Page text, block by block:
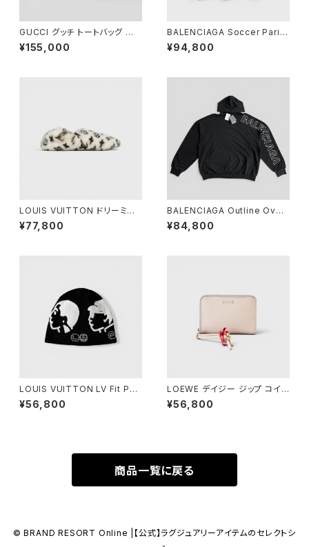
GUCCI グッチ トートバッグ ジャ
ンボGG キャンバス 678839
¥155,000
BALENCIAGA Soccer Paris
Zip-Up Hoodie Yellow S
¥94,800
LOUIS VUITTON ドリーミー
ライン ローファー 38
¥77,800
BALENCIAGA Outline Over
sized Hoodie Washed Bla
ck 3
¥84,800
LOUIS VUITTON LV Fit Phri
endship Beanie Cotton Bla
ck S
¥56,800
LOEWE デイジー ジップ コイン
パース ピンク
¥56,800
商品一覧に戻る
© BRAND RESORT Online |【公式】ラグジュアリーアイテムのセレクトシ